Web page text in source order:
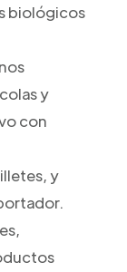
biológicos
y
con
y